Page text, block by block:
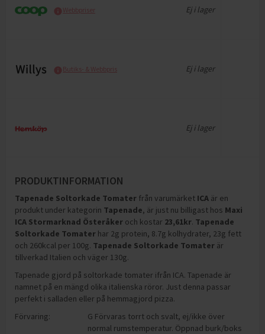
Webbpriser Ej i lager
Butiks- & Webbpris Ej i lager
Ej i lager
PRODUKTINFORMATION
Tapenade Soltorkade Tomater från varumärket ICA är en
produkt under kategorin Tapenade, är just nu billigast hos Maxi
ICA Stormarknad Österåker och kostar 23,61kr. Tapenade
Soltorkade Tomater har 2g protein, 8.7g kolhydrater, 23g fett
och 260kcal per 100g. Tapenade Soltorkade Tomater är
tillverkad Italien och väger 130g.
Tapenade gjord på soltorkade tomater ifrån ICA. Tapenade är
namnet på en mängd olika italienska röror. Just denna passar
perfekt i salladen eller på hemmagjord pizza.
Förvaring:
G Förvaras torrt och svalt, ej/ikke över
normal rumstemperatur. Öppnad burk/boks